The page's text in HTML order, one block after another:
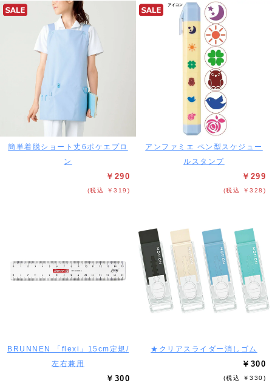
簡単着脱ショート丈6ポケエプロ
ン
￥290
(税込 ￥319)
アンファミエ ペン型スケジュー
ルスタンプ
￥299
(税込 ￥328)
BRUNNEN 「flexi」15cm定規/
左右兼用
￥300
★クリアスライダー消しゴム
￥300
(税込 ￥330)